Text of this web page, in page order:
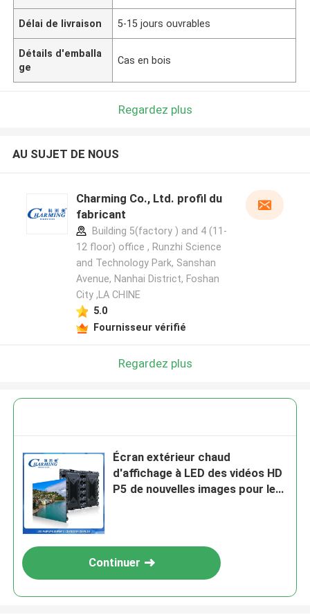
Délai de livraison 5-15 jours ouvrables
Détails d'emballa
ge
Cas en bois
Regardez plus
AU SUJET DE NOUS
Charming Co., Ltd. profil du
fabricant
Building 5(factory ) and 4 (11-
12 floor) office , Runzhi Science
and Technology Park, Sanshan
Avenue, Nanhai District, Foshan
City ,LA CHINE
5.0
Fournisseur vérifié
Regardez plus
Écran extérieur chaud
d'affichage à LED des vidéos HD
P5 de nouvelles images pour le
Continuer